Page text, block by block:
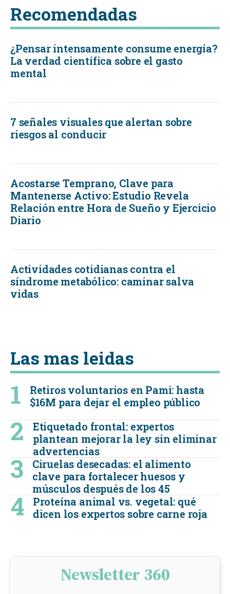
Recomendadas
¿Pensar intensamente consume energía?
La verdad científica sobre el gasto
mental
7 señales visuales que alertan sobre
riesgos al conducir
Acostarse Temprano, Clave para
Mantenerse Activo: Estudio Revela
Relación entre Hora de Sueño y Ejercicio
Diario
Actividades cotidianas contra el
síndrome metabólico: caminar salva
vidas
Las mas leidas
Retiros voluntarios en Pami: hasta
$16M para dejar el empleo público
Etiquetado frontal: expertos
plantean mejorar la ley sin eliminar
advertencias
Ciruelas desecadas: el alimento
clave para fortalecer huesos y
músculos después de los 45
Proteína animal vs. vegetal: qué
dicen los expertos sobre carne roja
Newsletter 360